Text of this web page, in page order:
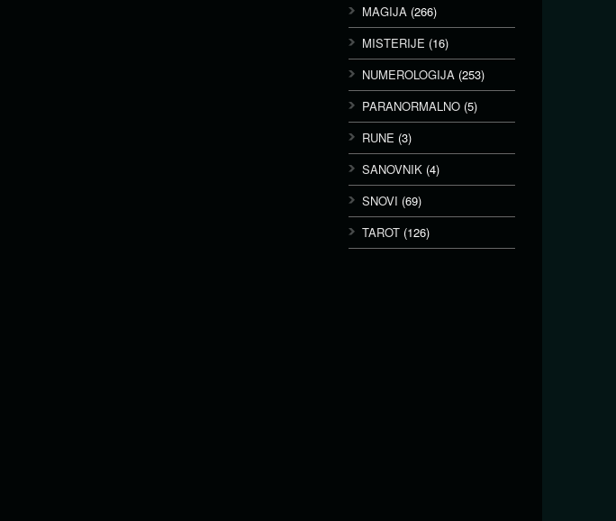
MAGIJA (266)
MISTERIJE (16)
NUMEROLOGIJA (253)
PARANORMALNO (5)
RUNE (3)
SANOVNIK (4)
SNOVI (69)
TAROT (126)